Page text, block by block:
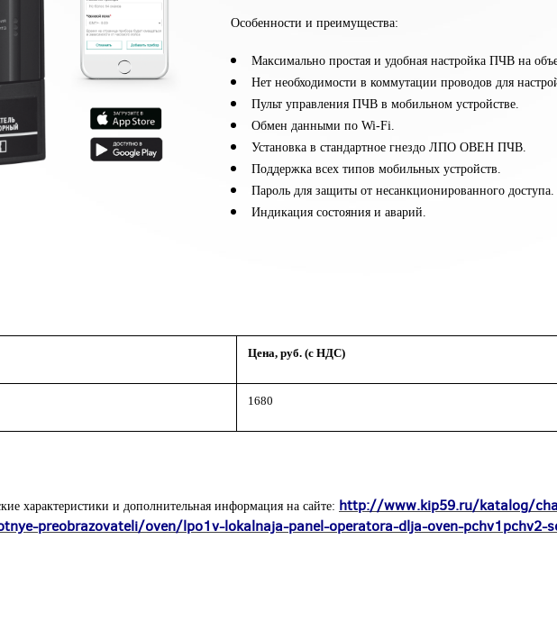
Особенности и преимущества:
Максимально простая и удобная настройка ПЧВ на
Нет необходимости в коммутации проводов для
Пульт управления ПЧВ в мобильном устройстве.
Обмен данными по Wi-Fi.
Установка в стандартное гнездо ЛПО ОВЕН ПЧВ.
Поддержка всех типов мобильных устройств.
Пароль для защиты от несанкционированного доступа.
Индикация состояния и аварий.
Цена, руб. (с НДС)
1680
характеристики и дополнительная информация на сайте: http://www.kip59.ru/katalog/
preobrazovateli/oven/lpo1v-lokalnaja-panel-operatora-dlja-oven-pchv1pchv2-